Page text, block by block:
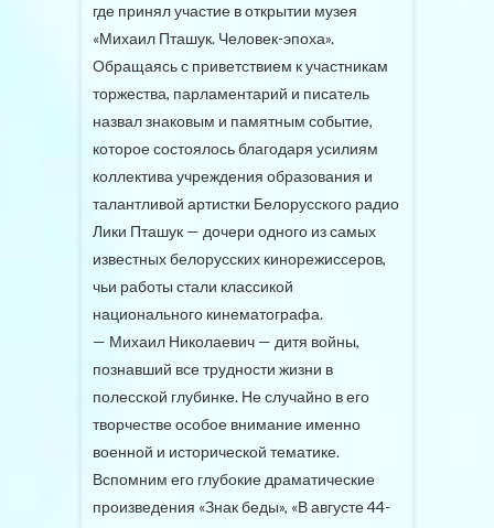
где принял участие в открытии музея
«Михаил Пташук. Человек-эпоха».
Обращаясь с приветствием к участникам
торжества, парламентарий и писатель
назвал знаковым и памятным событие,
которое состоялось благодаря усилиям
коллектива учреждения образования и
талантливой артистки Белорусского радио
Лики Пташук — дочери одного из самых
известных белорусских кинорежиссеров,
чьи работы стали классикой
национального кинематографа.
— Михаил Николаевич — дитя войны,
познавший все трудности жизни в
полесской глубинке. Не случайно в его
творчестве особое внимание именно
военной и исторической тематике.
Вспомним его глубокие драматические
произведения «Знак беды», «В августе 44-